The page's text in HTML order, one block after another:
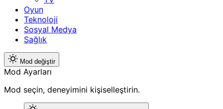
Oyun
Teknoloji
Sosyal Medya
Sağlık
Mod değiştir
Mod Ayarları
Mod seçin, deneyimini kişiselleştirin.